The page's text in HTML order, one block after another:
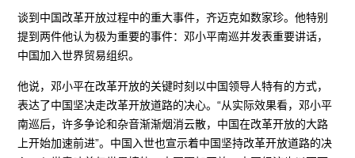
谈到中国改革开放过程中的重大事件，齐迈克如数家珍。他特别
提到两件他认为极为重要的事件：邓小平南巡并发表重要讲话，
中国加入世界贸易组织。
他说，邓小平在改革开放的关键时刻以中国领导人特有的方式，
表达了中国坚决走改革开放道路的决心。“从实际效果看，邓小平
南巡后，许多争论和杂音渐渐烟消云散，中国在改革开放的大路
上开始加速前进”。中国入世也宣示着中国坚持改革开放道路的决